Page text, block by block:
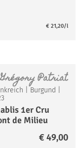
€ 21,20/l
Grégory Patriat
Burgund
1er Cru
de Milieu
€ 49,00